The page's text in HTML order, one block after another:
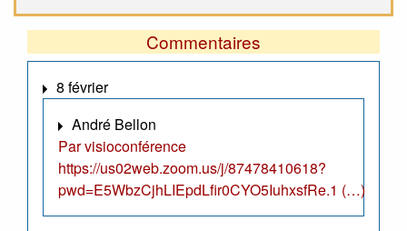
Commentaires
8 février
André Bellon
Par visioconférence
https://us02web.zoom.us/j/87478410618?
pwd=E5WbzCjhLIEpdLfir0CYO5IuhxsfRe.1 (…)